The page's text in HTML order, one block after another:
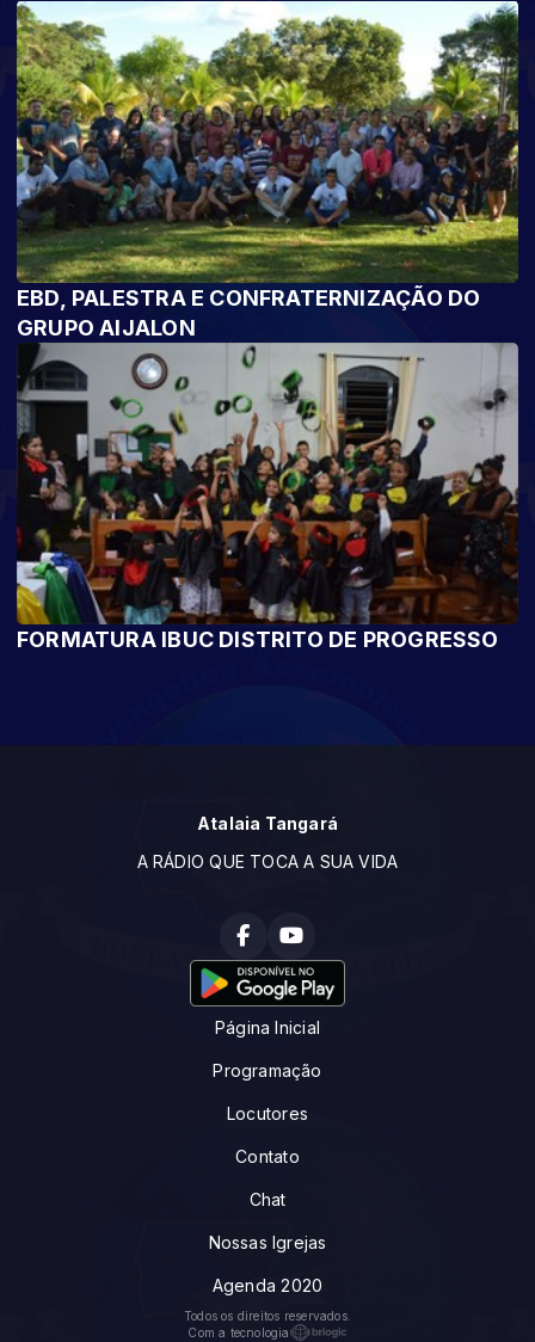
EBD, PALESTRA E CONFRATERNIZAÇÃO DO
GRUPO AIJALON
FORMATURA IBUC DISTRITO DE PROGRESSO
Atalaia Tangará
A RÁDIO QUE TOCA A SUA VIDA
Página Inicial
Programação
Locutores
Contato
Chat
Nossas Igrejas
Agenda 2020
Todos os direitos reservados.
Com a tecnologia